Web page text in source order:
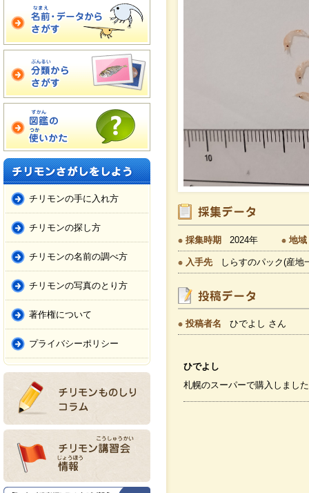
チリモンの手に入れ方
チリモンの探し方
チリモンの名前の調べ方
チリモンの写真のとり方
著作権について
プライバシーポリシー
採集時期 2024年 地域
入手先 しらすのパック(産地
投稿者名 ひでよし さん
ひでよし
札幌のスーパーで購入しまし